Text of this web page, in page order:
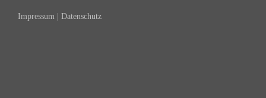
Impressum | Datenschutz